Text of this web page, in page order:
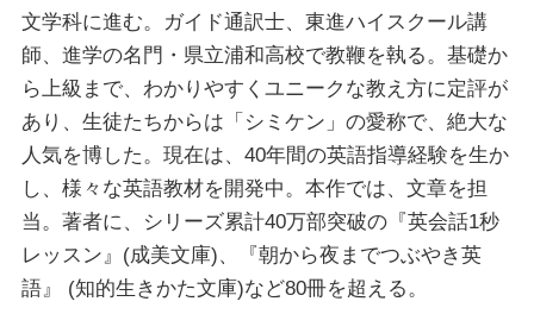
文学科に進む。ガイド通訳士、東進ハイスクール講
師、進学の名門・県立浦和高校で教鞭を執る。基礎か
ら上級まで、わかりやすくユニークな教え方に定評が
あり、生徒たちからは「シミケン」の愛称で、絶大な
人気を博した。現在は、40年間の英語指導経験を生か
し、様々な英語教材を開発中。本作では、文章を担
当。著者に、シリーズ累計40万部突破の『英会話1秒
レッスン』(成美文庫)、『朝から夜までつぶやき英
語』 (知的生きかた文庫)など80冊を超える。